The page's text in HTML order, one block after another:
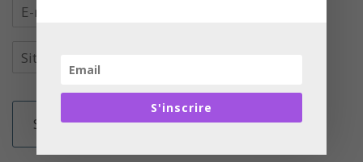
S'inscrire